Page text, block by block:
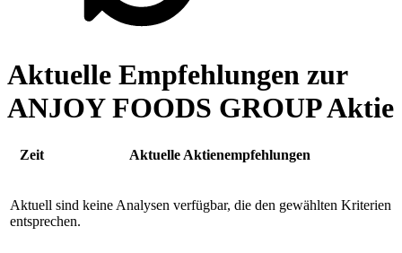
Aktuelle Empfehlungen zur
ANJOY FOODS GROUP Aktie
Zeit Aktuelle Aktienempfehlungen
Aktuell sind keine Analysen verfügbar, die den gewählten Kriterien
entsprechen.